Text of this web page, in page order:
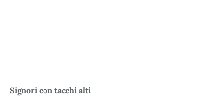
Signori con tacchi alti